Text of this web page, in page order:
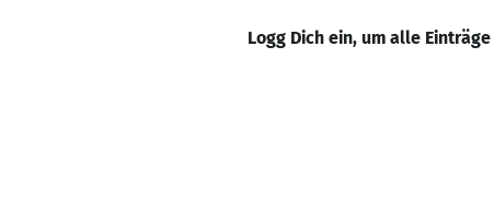
Logg Dich ein, um alle